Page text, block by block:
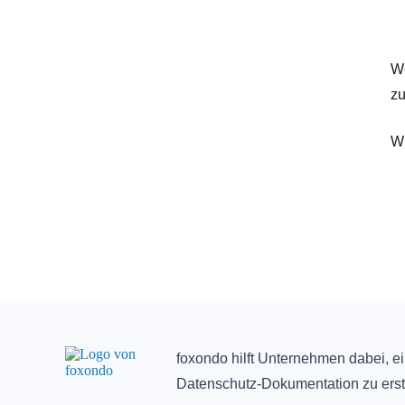
foxondo hilft Unternehmen dabei,
Datenschutz-Dokumentation zu